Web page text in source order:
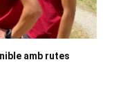
amb rutes